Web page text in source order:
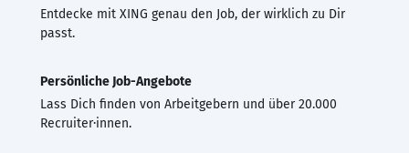
Entdecke mit XING genau den Job, der wirklich zu Dir
passt.
Persönliche Job-Angebote
Lass Dich finden von Arbeitgebern und über 20.000
Recruiter·innen.